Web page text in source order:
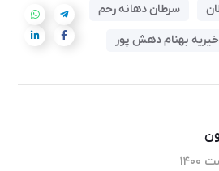
سرطان دهانه رحم
بهنام دهش پور